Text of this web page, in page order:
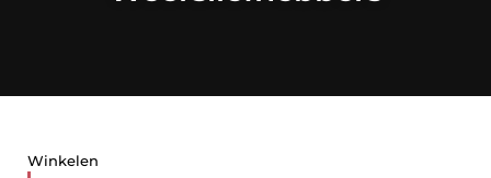
Winkelen